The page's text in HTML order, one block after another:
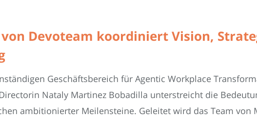
von Devoteam koordiniert Vision,
Geschäftsbereich für Agentic Workplace
Nataly Martinez Bobadilla unterstreicht die
ambitionierter Meilensteine. Geleitet wird das Team von